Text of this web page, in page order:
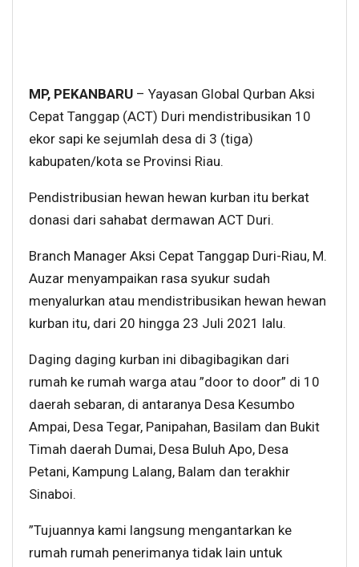
MP, PEKANBARU – Yayasan Global Qurban Aksi
Cepat Tanggap (ACT) Duri mendistribusikan 10
ekor sapi ke sejumlah desa di 3 (tiga)
kabupaten/kota se Provinsi Riau.
Pendistribusian hewan hewan kurban itu berkat
donasi dari sahabat dermawan ACT Duri.
Branch Manager Aksi Cepat Tanggap Duri-Riau, M.
Auzar menyampaikan rasa syukur sudah
menyalurkan atau mendistribusikan hewan hewan
kurban itu, dari 20 hingga 23 Juli 2021 lalu.
Daging daging kurban ini dibagibagikan dari
rumah ke rumah warga atau ”door to door” di 10
daerah sebaran, di antaranya Desa Kesumbo
Ampai, Desa Tegar, Panipahan, Basilam dan Bukit
Timah daerah Dumai, Desa Buluh Apo, Desa
Petani, Kampung Lalang, Balam dan terakhir
Sinaboi.
”Tujuannya kami langsung mengantarkan ke
rumah rumah penerimanya tidak lain untuk